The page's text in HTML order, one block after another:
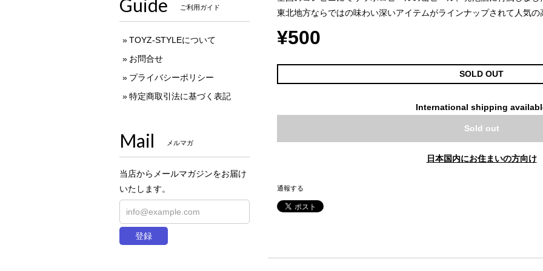
東北地方ならではの味わい深いアイテムがラインナップされて人気の
¥500
SOLD OUT
International shipping
Sold out
日本国内にお住まいの方向け
通報する
Guide ご利用ガイド
TOYZ-STYLEについて
お問合せ
プライバシーポリシー
特定商取引法に基づく表記
Mail メルマガ
当店からメールマガジンをお届け
いたします。
登録